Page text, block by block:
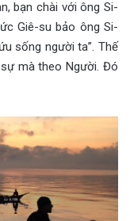
bạn chài với ông Si-
Giê-su bảo ông Si-
sống người ta”. Thế
mà theo Người. Đó